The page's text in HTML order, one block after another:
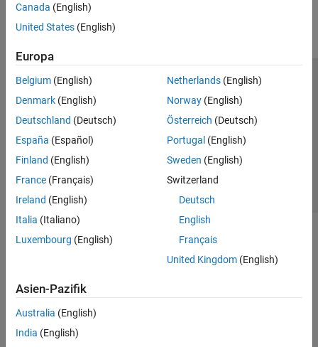
Canada (English)
United States (English)
Europa
Belgium (English)
Denmark (English)
Deutschland (Deutsch)
España (Español)
Finland (English)
France (Français)
Ireland (English)
Italia (Italiano)
Luxembourg (English)
Netherlands(English)
Norway(English)
Österreich (Deutsch)
Portugal (English)
Sweden (English)
Switzerland
Deutsch
English
Français
United Kingdom(English)
Asien-Pazifik
Australia (English)
India (English)
Trust Center
Datenschutz-Richtlinien
Datendiebstahl verhindern
Status von Anwendungen
© 1994-2026 The MathWorks, Inc.
Website auswählen
Deutschland